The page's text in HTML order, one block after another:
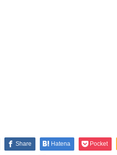
Share Hatena Pocket